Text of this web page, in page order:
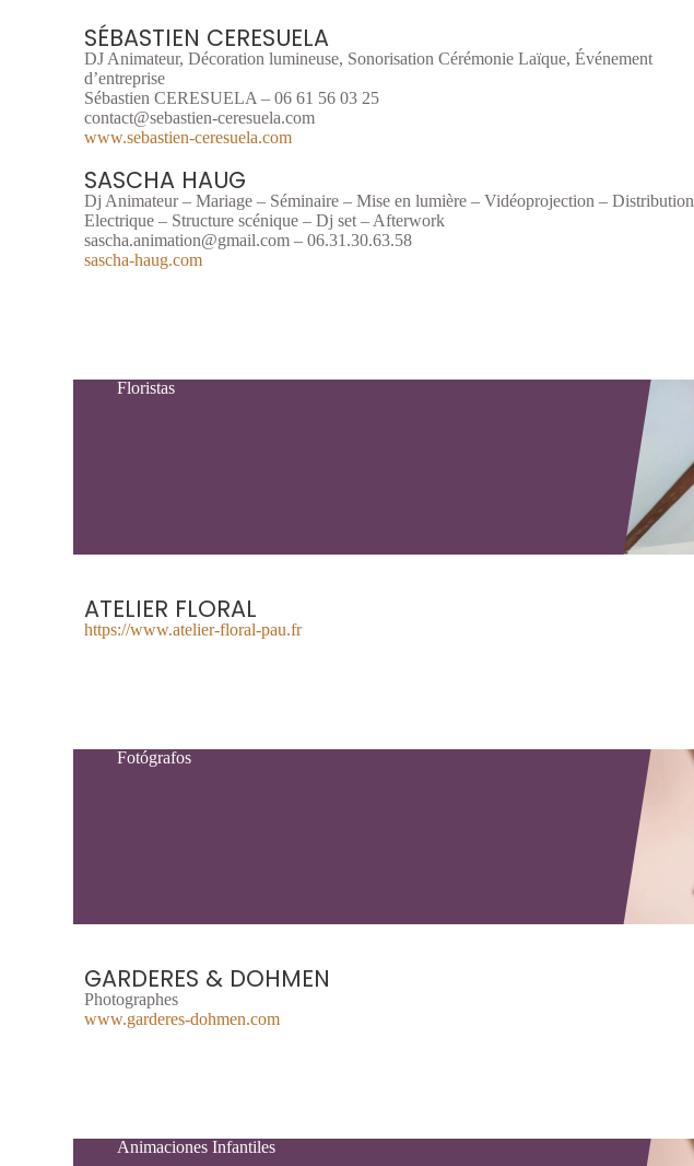
SÉBASTIEN CERESUELA
DJ Animateur, Décoration lumineuse, Sonorisation Cérémonie Laïque, Événement
d’entreprise
Sébastien CERESUELA – 06 61 56 03 25
contact@sebastien-ceresuela.com
www.sebastien-ceresuela.com
SASCHA HAUG
Dj Animateur – Mariage – Séminaire – Mise en lumière – Vidéoprojection – Distribution
Electrique – Structure scénique – Dj set – Afterwork
sascha.animation@gmail.com – 06.31.30.63.58
sascha-haug.com
Floristas
ATELIER FLORAL
https://www.atelier-floral-pau.fr
Fotógrafos
GARDERES & DOHMEN
Photographes
www.garderes-dohmen.com
Animaciones Infantiles